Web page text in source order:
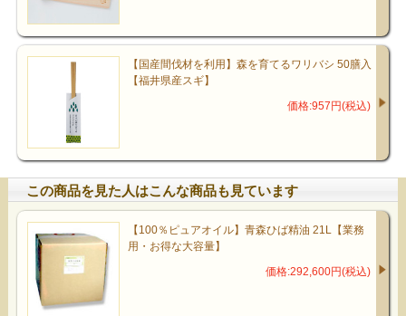
【国産間伐材を利用】森を育てるワリバシ 50膳入
【福井県産スギ】
価格:957円(税込)
この商品を見た人はこんな商品も見ています
【100％ピュアオイル】青森ひば精油 21L【業務
用・お得な大容量】
価格:292,600円(税込)